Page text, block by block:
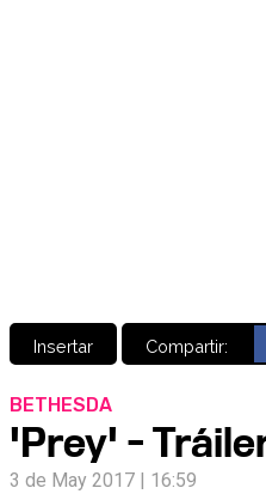
Insertar Compartir:
BETHESDA
'Prey' -
3 de May 2017 | 16:59